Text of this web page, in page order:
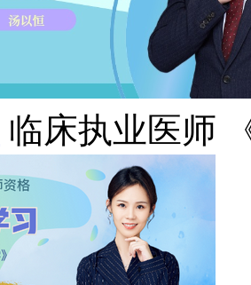
临床执业医师